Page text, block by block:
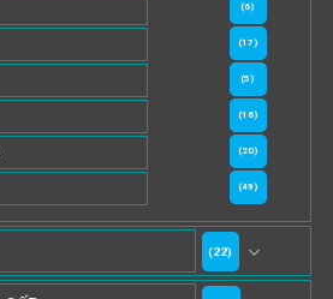
(6)
(17)
(5)
(16)
(20)
(49)
(22)